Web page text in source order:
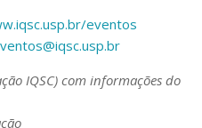
eventos
IQSC) com informações do